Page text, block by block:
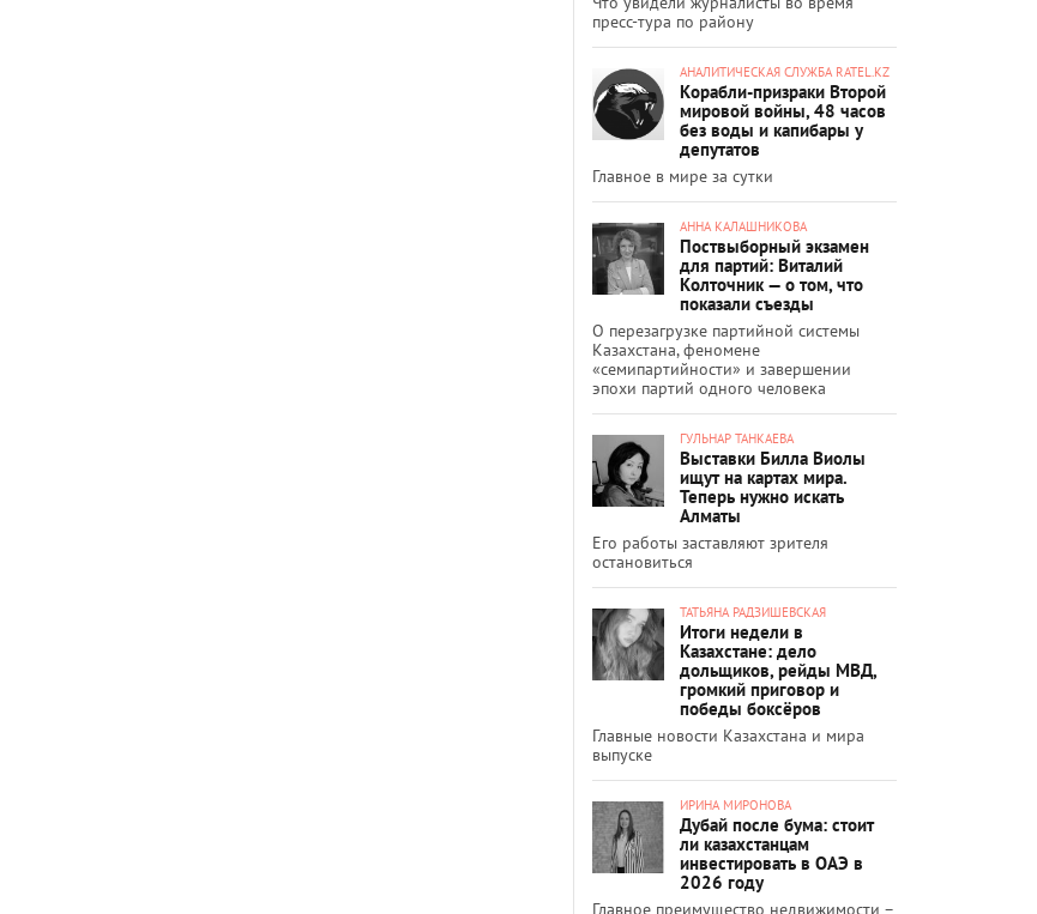
пресс-тура по району
АНАЛИТИЧЕСКАЯ СЛУЖБА RATEL.KZ
Корабли-призраки Второй
мировой войны, 48 часов
без воды и капибары у
депутатов
Главное в мире за сутки
АННА КАЛАШНИКОВА
Поствыборный экзамен
для партий: Виталий
Колточник — о том, что
показали съезды
О перезагрузке партийной системы
Казахстана, феномене
«семипартийности» и завершении
эпохи партий одного человека
ГУЛЬНАР ТАНКАЕВА
Выставки Билла Виолы
ищут на картах мира.
Теперь нужно искать
Алматы
Его работы заставляют зрителя
остановиться
ТАТЬЯНА РАДЗИШЕВСКАЯ
Итоги недели в
Казахстане: дело
дольщиков, рейды МВД,
громкий приговор и
победы боксёров
Главные новости Казахстана и мира
выпуске
ИРИНА МИРОНОВА
Дубай после бума: стоит
ли казахстанцам
инвестировать в ОАЭ в
2026 году
Главное преимущество недвижимости –